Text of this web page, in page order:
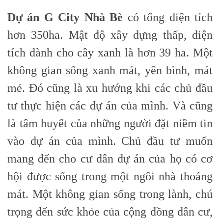
Dự án G City Nhà Bè có tổng diện tích
hơn 350ha. Mật độ xây dựng thấp, diện
tích dành cho cây xanh là hơn 39 ha. Một
không gian sống xanh mát, yên bình, mát
mẻ. Đó cũng là xu hướng khi các chủ đầu
tư thực hiện các dự án của mình. Và cũng
là tâm huyết của những người đặt niềm tin
vào dự án của mình. Chủ đầu tư muốn
mang đến cho cư dân dự án của họ có cơ
hội được sống trong một ngôi nhà thoáng
mát. Một không gian sống trong lành, chú
trọng đến sức khỏe của cộng đồng dân cư,